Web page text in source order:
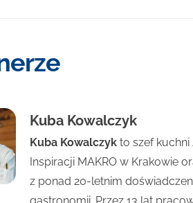
Kuba Kowalczyk
Kuba Kowalczyk to szef kuchni
Inspiracji MAKRO w Krakowie
z ponad 20-letnim